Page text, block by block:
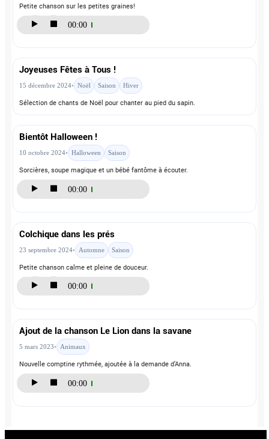
Petite chanson sur les petites graines!
00:00
Joyeuses Fêtes à Tous !
15 décembre 2024• Noël Saison Hiver
Sélection de chants de Noël pour chanter au pied du sapin.
Bientôt Halloween !
10 octobre 2024• Halloween Saison
Sorcières, soupe magique et un bébé fantôme à écouter.
00:00
Colchique dans les prés
23 septembre 2024• Automne Saison
Petite chanson calme et pleine de douceur.
00:00
Ajout de la chanson Le Lion dans la savane
5 mars 2023• Animaux
Nouvelle comptine rythmée, ajoutée à la demande d’Anna.